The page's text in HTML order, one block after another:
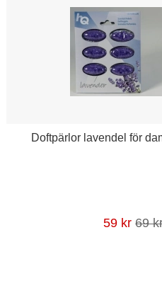
Doftpärlor lavendel för
59 kr 69